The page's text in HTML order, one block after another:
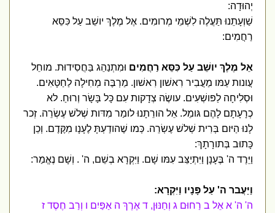
יְהוּדָה:
שַׁוְעָתֵנוּ תַּעֲלֶה לִשְׁמֵי מְרומִים. אֶל מֶלֶךְ יושֵׁב עַל כִּסֵּא
רַחֲמִים:
אֵל מֶלֶךְ יושֵׁב עַל כִּסֵּא רַחֲמִיםוּמִתְנַהֵג בַּחֲסִידוּת. מוחֵל
עֲונות עַמּו מַעֲבִיר רִאשׁון רִאשׁון. מַרְבֶּה מְחִילָה לַחַטָּאִים.
וּסְלִיחָה לַפּושְׁעִים. עושֶׂה צְדָקות עִם כָּל בָּשָׂר וְרוּחַ. לא
כְרָעָתָם לָהֶם גּומֵל. אֵל הורֵתָנוּ לומַר מִדּות שְׁלשׁ עֶשְׂרֵה. זְכר
לָנוּ הַיּום בְּרִית שְׁלשׁ עֶשְׂרֵה. כְּמו שֶׁהודַעְתָּ לֶעָנָו מִקֶּדֶם. וְכֵן
כָּתוּב בְּתורָתָךְ:
וַיֵּרֶד ה' בֶּעָנָן וַיִּתְיַצֵּב עִמּו שָׁם. וַיִּקְרָא בְשֵׁם, ה' . וְשָׁם נֶאֱמַר:
וַיַּעֲבר ה' עַל פָּנָיו וַיִּקְרָא:
ה' ה' א אֵל ב רַחוּם ג וְחַנּוּן, ד אֶרֶךְ ה אַפַּיִם ו וְרַב חֶסֶד ז